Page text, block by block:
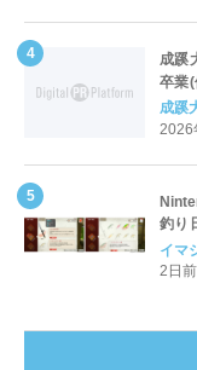
成蹊
卒業
全国
4.3pt
成蹊
2026
釣り
公開
イマ
2日前